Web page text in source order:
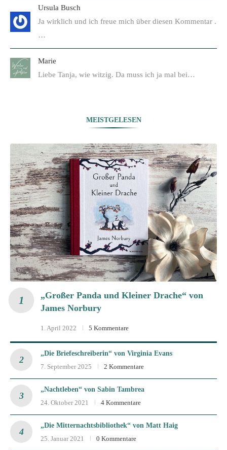
Ursula Busch
Ja wirklich und ich freue mich über diesen Kommentar .
…
Marie
Liebe Tanja, wie witzig. Da muss ich ja mal bei…
MEISTGELESEN
„Großer Panda und Kleiner Drache“ von
James Norbury
1. April 2022 5 Kommentare
„Die Briefeschreiberin“ von Virginia Evans
7. September 2025
2 Kommentare
„Nachtleben“ von Sabin Tambrea
24. Oktober 2021
4 Kommentare
„Die Mitternachtsbibliothek“ von Matt Haig
25. Januar 2021
0 Kommentare